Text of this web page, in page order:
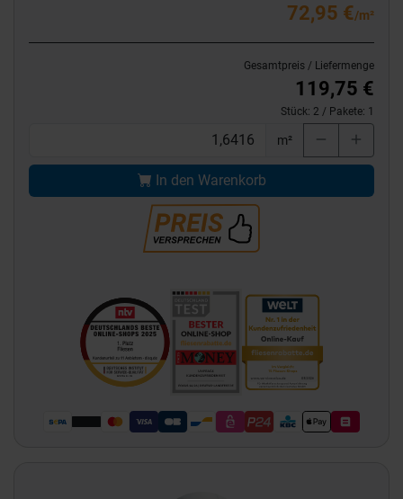
72,95 €/m²
Gesamtpreis / Liefermenge
119,75 €
Stück: 2 / Pakete: 1
m²
In den Warenkorb